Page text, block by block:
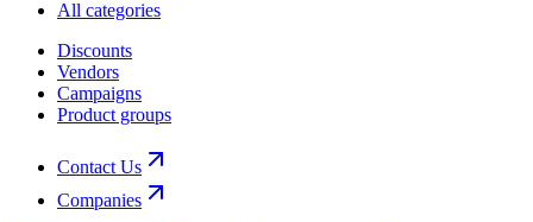
All categories
Discounts
Vendors
Campaigns
Product groups
Contact Us
Companies